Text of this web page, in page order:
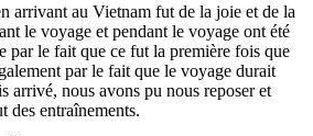
arrivant au Vietnam fut de la joie et de la
le voyage et pendant le voyage ont été
par le fait que ce fut la première fois que
par le fait que le voyage durait
arrivé, nous avons pu nous reposer et
des entraînements.